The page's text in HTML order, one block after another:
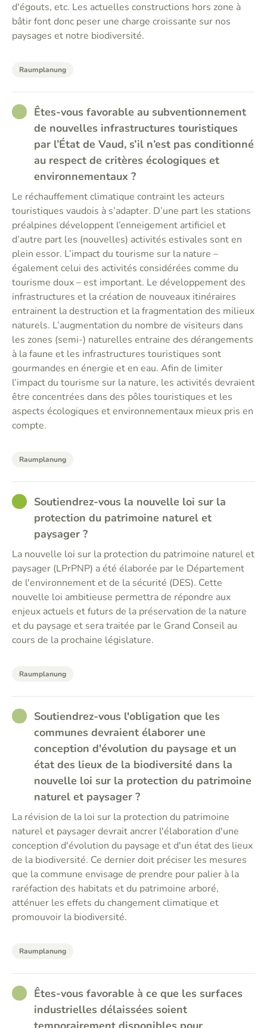
d'égouts, etc. Les actuelles constructions hors zone à
bâtir font donc peser une charge croissante sur nos
paysages et notre biodiversité.
Raumplanung
RATHER_GOOD
Êtes-vous favorable au subventionnement
de nouvelles infrastructures touristiques
par l’État de Vaud, s’il n’est pas conditionné
au respect de critères écologiques et
environnementaux ?
Le réchauffement climatique contraint les acteurs
touristiques vaudois à s’adapter. D’une part les stations
préalpines développent l’enneigement artificiel et
d’autre part les (nouvelles) activités estivales sont en
plein essor. L’impact du tourisme sur la nature –
également celui des activités considérées comme du
tourisme doux – est important. Le développement des
infrastructures et la création de nouveaux itinéraires
entrainent la destruction et la fragmentation des milieux
naturels. L’augmentation du nombre de visiteurs dans
les zones (semi-) naturelles entraine des dérangements
à la faune et les infrastructures touristiques sont
gourmandes en énergie et en eau. Afin de limiter
l’impact du tourisme sur la nature, les activités devraient
être concentrées dans des pôles touristiques et les
aspects écologiques et environnementaux mieux pris en
compte.
Raumplanung
GOODSoutiendrez-vous la nouvelle loi sur la
protection du patrimoine naturel et
paysager ?
La nouvelle loi sur la protection du patrimoine naturel et
paysager (LPrPNP) a été élaborée par le Département
de l'environnement et de la sécurité (DES). Cette
nouvelle loi ambitieuse permettra de répondre aux
enjeux actuels et futurs de la préservation de la nature
et du paysage et sera traitée par le Grand Conseil au
cours de la prochaine législature.
Raumplanung
RATHER_GOOD
Soutiendrez-vous l'obligation que les
communes devraient élaborer une
conception d'évolution du paysage et un
état des lieux de la biodiversité dans la
nouvelle loi sur la protection du patrimoine
naturel et paysager ?
La révision de la loi sur la protection du patrimoine
naturel et paysager devrait ancrer l'élaboration d'une
conception d'évolution du paysage et d'un état des lieux
de la biodiversité. Ce dernier doit préciser les mesures
que la commune envisage de prendre pour palier à la
raréfaction des habitats et du patrimoine arboré,
atténuer les effets du changement climatique et
promouvoir la biodiversité.
Raumplanung
RATHER_GOOD
Êtes-vous favorable à ce que les surfaces
industrielles délaissées soient